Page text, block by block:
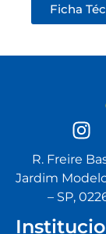
Ficha
R. Freire
Jardim
– SP,